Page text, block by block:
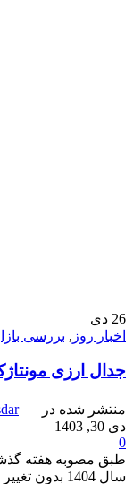
26 دی
اخبار روز , بررسی
جدال ارزی
منتشر شده در
دی 30, 1403
0
طبق مصوبه هفته